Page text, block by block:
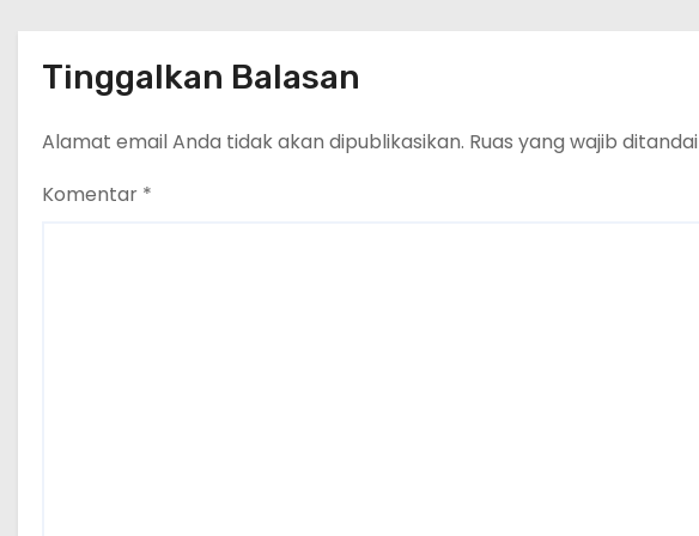
Tinggalkan Balasan
Alamat email Anda tidak akan dipublikasikan. Ruas yang wajib ditandai
Komentar *